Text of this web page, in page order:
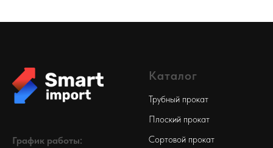
График работы:
Каталог
Трубный прокат
Плоский прокат
Сортовой прокат